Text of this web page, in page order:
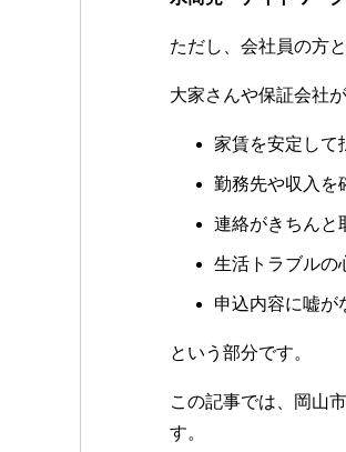
ただし、会社員の方
大家さんや保証会社
家賃を安定して
勤務先や収入を
連絡がきちんと
生活トラブルの
申込内容に嘘が
という部分です。
この記事では、岡山
す。